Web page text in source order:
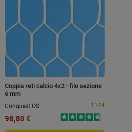
Coppia reti calcio 4x2 - filo sezione
6 mm
Conquest OS
1144
98,80 €